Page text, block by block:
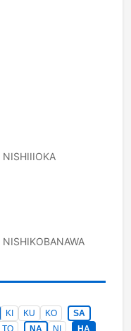
NISHIIIOKA
NISHIKOBANAWA
KI KU KO
SA
TO NA NI
HA